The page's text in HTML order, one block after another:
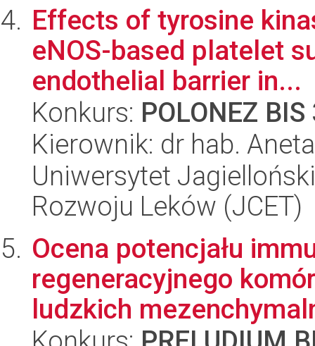
Effects of tyrosine
eNOS-based platelet
endothelial barrier in...
Konkurs: POLONEZ BIS
Kierownik: dr hab.
Uniwersytet
Rozwoju Leków (JCET)
Ocena potencjału
regeneracyjnego
ludzkich